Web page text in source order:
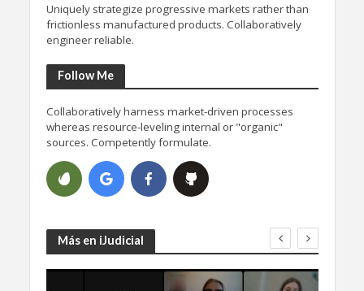
Uniquely strategize progressive markets rather than
frictionless manufactured products. Collaboratively
engineer reliable.
Follow Me
Collaboratively harness market-driven processes
whereas resource-leveling internal or "organic"
sources. Competently formulate.
Más en iJudicial